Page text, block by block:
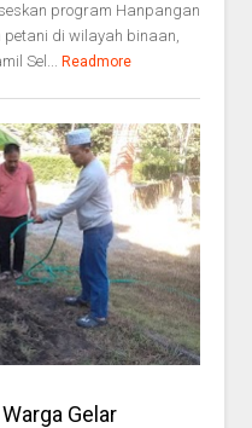
program Hanpangan
di wilayah binaan,
Sel... Readmore
Gelar